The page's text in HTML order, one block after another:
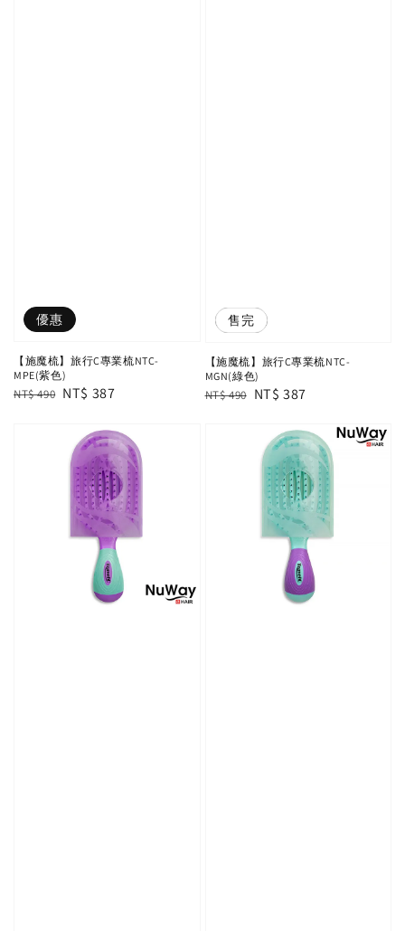
優惠
【施魔梳】旅行C專業梳NTC-
MPE(紫色)
Regular
NT$ 490 Sale
NT$ 387
優惠
售完
【施魔梳】旅行C專業梳NTC-
MGN(綠色)
Regular
NT$ 490 Sale
NT$ 387